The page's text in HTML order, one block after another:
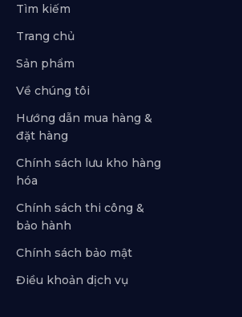
Tìm kiếm
Trang chủ
Sản phẩm
Về chúng tôi
Hướng dẫn mua hàng &
đặt hàng
Chính sách lưu kho hàng
hóa
Chính sách thi công &
bảo hành
Chính sách bảo mật
Điều khoản dịch vụ